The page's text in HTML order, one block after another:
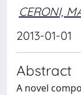
CERONI,
2013-01-01
Abstract
A novel